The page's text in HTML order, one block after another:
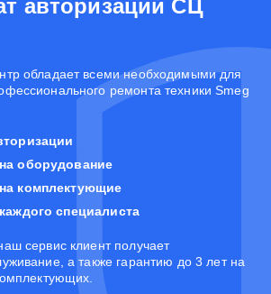
авторизации СЦ
обладает всеми необходимыми для
ремонта техники Smeg
оборудование
комплектующие
специалиста
сервис клиент получает
а также гарантию до 3 лет на